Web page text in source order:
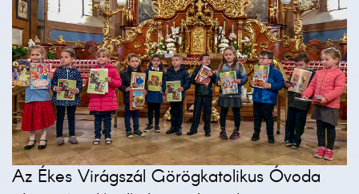
Az Ékes Virágszál Görögkatolikus Óvoda